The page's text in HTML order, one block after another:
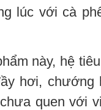
lúc với cà
này, hệ
hơi, chướng
quen với